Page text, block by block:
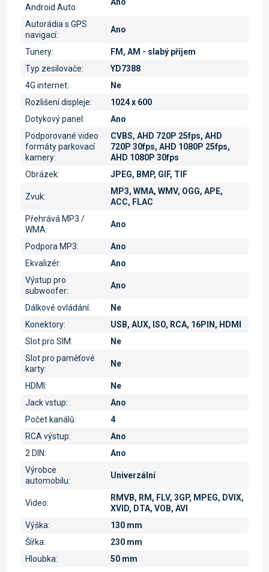
Android Auto:
Ano
Autorádia s GPS
navigací:
Ano
Tunery:
FM, AM - slabý příjem
Typ zesilovače:
YD7388
4G internet:
Ne
Rozlišení displeje:
1024 x 600
Dotykový panel :
Ano
Podporované video
formáty parkovací
kamery:
CVBS, AHD 720P 25fps, AHD
720P 30fps, AHD 1080P 25fps,
AHD 1080P 30fps
Obrázek: JPEG, BMP, GIF, TIF
Zvuk:
MP3, WMA, WMV, OGG, APE,
ACC, FLAC
Přehrává MP3 /
WMA:
Ano
Podpora MP3:
Ano
Ekvalizér:
Ano
Výstup pro
subwoofer:
Ano
Dálkové ovládání:
Ne
Konektory:
USB, AUX, ISO, RCA, 16PIN, HDMI
Slot pro SIM:
Ne
Slot pro paměťové
karty:
Ne
HDMI :
Ne
Jack vstup:
Ano
Počet kanálů:
4
RCA výstup:
Ano
2 DIN:
Ano
Výrobce
automobilu:
Univerzální
Video:
RMVB, RM, FLV, 3GP, MPEG, DVIX,
XVID, DTA, VOB, AVI
Výška:
130 mm
Šířka:
230 mm
Hloubka: 50 mm